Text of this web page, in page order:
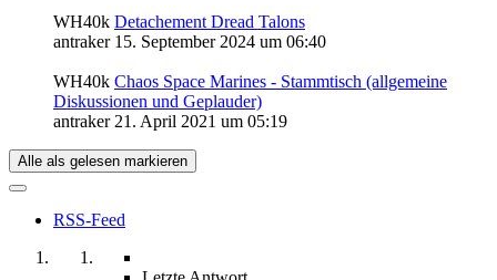
WH40k Detachement Dread Talons
antraker 15. September 2024 um 06:40
WH40k Chaos Space Marines - Stammtisch (allgemeine
Diskussionen und Geplauder)
antraker 21. April 2021 um 05:19
Alle als gelesen markieren
RSS-Feed